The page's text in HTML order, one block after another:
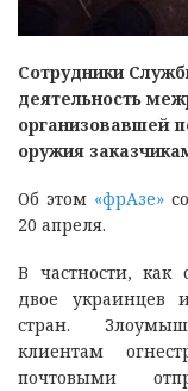
Сотрудники
деятельность
организовавшей
оружия
Об этом «фрАзе»
20 апреля.
В частности, как
двое украинцев
стран.
клиентам
почтовыми